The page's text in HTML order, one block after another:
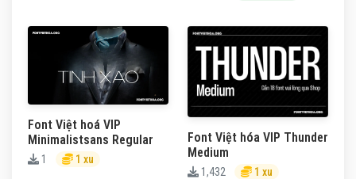
Font Việt hoá VIP
Minimalistsans Regular
1 1 xu
Font Việt hóa VIP Thunder
Medium
1,432 1 xu